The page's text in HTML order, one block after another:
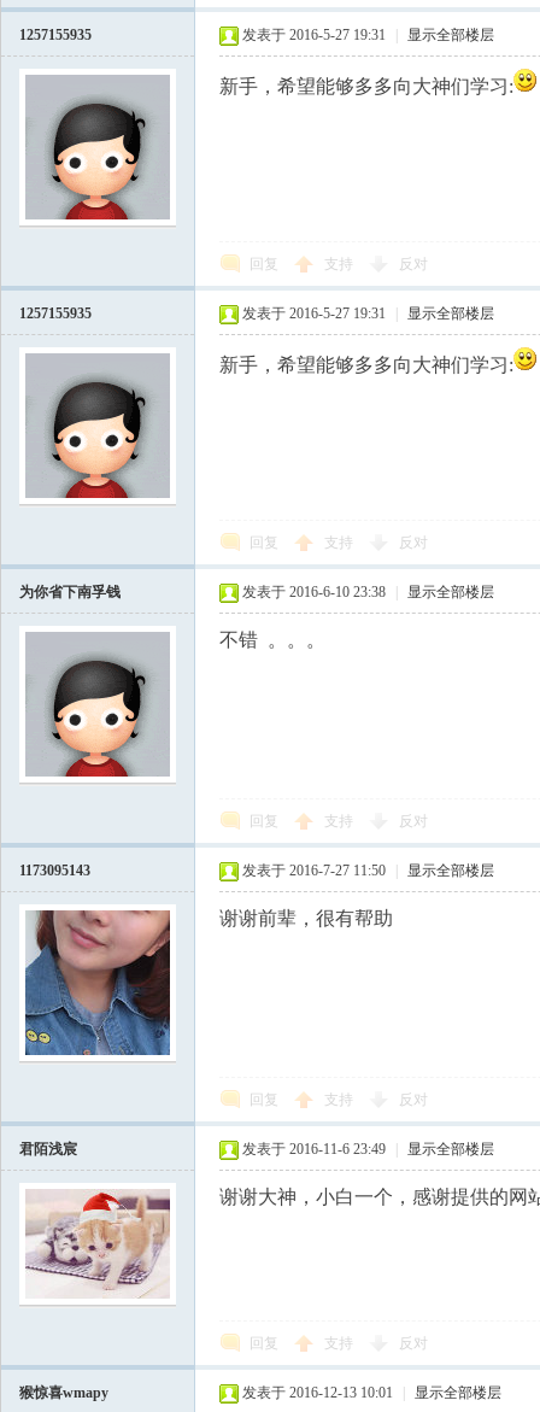
1257155935 发表于 2016-5-27 19:31 显示全部楼层
新手，希望能够多多向大神们学习:
回复 支持 反对
1257155935 发表于 2016-5-27 19:31 显示全部楼层
新手，希望能够多多向大神们学习:
回复 支持 反对
为你省下南孚钱 发表于 2016-6-10 23:38 显示全部楼层
不错 。。。
回复 支持 反对
1173095143 发表于 2016-7-27 11:50 显示全部楼层
谢谢前辈，很有帮助
回复 支持 反对
君陌浅宸 发表于 2016-11-6 23:49 显示全部楼层
谢谢大神，小白一个，感谢提供的网
回复 支持 反对
猴惊喜wmapy 发表于 2016-12-13 10:01 显示全部楼层